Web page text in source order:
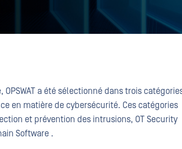
OPSWAT a été sélectionné dans trois
en matière de cybersécurité. Ces catégories
et prévention des intrusions, OT Security
Software .